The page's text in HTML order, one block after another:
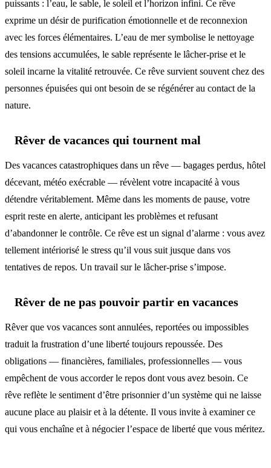
puissants : l’eau, le sable, le soleil et l’horizon infini. Ce rêve
exprime un désir de purification émotionnelle et de reconnexion
avec les forces élémentaires. L’eau de mer symbolise le nettoyage
des tensions accumulées, le sable représente le lâcher-prise et le
soleil incarne la vitalité retrouvée. Ce rêve survient souvent chez des
personnes épuisées qui ont besoin de se régénérer au contact de la
nature.
Rêver de vacances qui tournent mal
Des vacances catastrophiques dans un rêve — bagages perdus, hôtel
décevant, météo exécrable — révèlent votre incapacité à vous
détendre véritablement. Même dans les moments de pause, votre
esprit reste en alerte, anticipant les problèmes et refusant
d’abandonner le contrôle. Ce rêve est un signal d’alarme : vous avez
tellement intériorisé le stress qu’il vous suit jusque dans vos
tentatives de repos. Un travail sur le lâcher-prise s’impose.
Rêver de ne pas pouvoir partir en vacances
Rêver que vos vacances sont annulées, reportées ou impossibles
traduit la frustration d’une liberté toujours repoussée. Des
obligations — financières, familiales, professionnelles — vous
empêchent de vous accorder le repos dont vous avez besoin. Ce
rêve reflète le sentiment d’être prisonnier d’un système qui ne laisse
aucune place au plaisir et à la détente. Il vous invite à examiner ce
qui vous enchaîne et à négocier l’espace de liberté que vous méritez.